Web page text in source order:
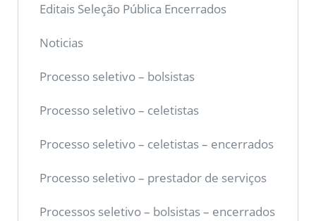
Editais Seleção Pública Encerrados
Noticias
Processo seletivo – bolsistas
Processo seletivo – celetistas
Processo seletivo – celetistas – encerrados
Processo seletivo – prestador de serviços
Processos seletivo – bolsistas – encerrados